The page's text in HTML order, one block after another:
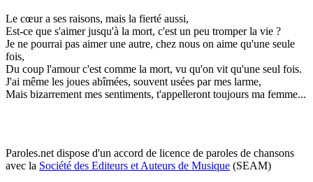
Le cœur a ses raisons, mais la fierté aussi,
Est-ce que s'aimer jusqu'à la mort, c'est un peu tromper la vie ?
Je ne pourrai pas aimer une autre, chez nous on aime qu'une seule
fois,
Du coup l'amour c'est comme la mort, vu qu'on vit qu'une seul fois.
J'ai même les joues abîmées, souvent usées par mes larme,
Mais bizarrement mes sentiments, t'appelleront toujours ma femme...
Paroles.net dispose d'un accord de licence de paroles de chansons
avec la Société des Editeurs et Auteurs de Musique (SEAM)